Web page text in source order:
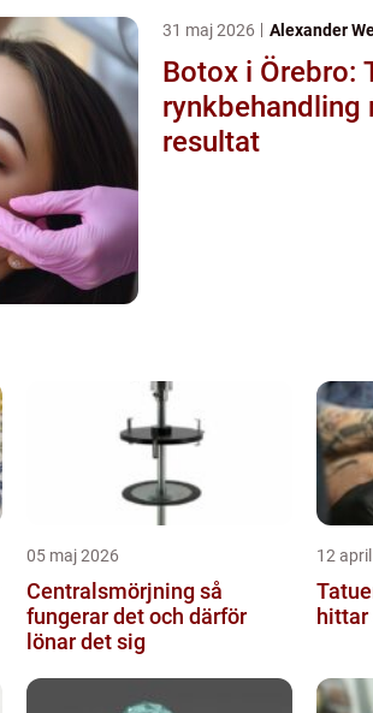
31 maj 2026 Alexander
Botox i Örebro:
rynkbehandling
resultat
05 maj 2026
Centralsmörjning så
fungerar det och därför
lönar det sig
12
hittar